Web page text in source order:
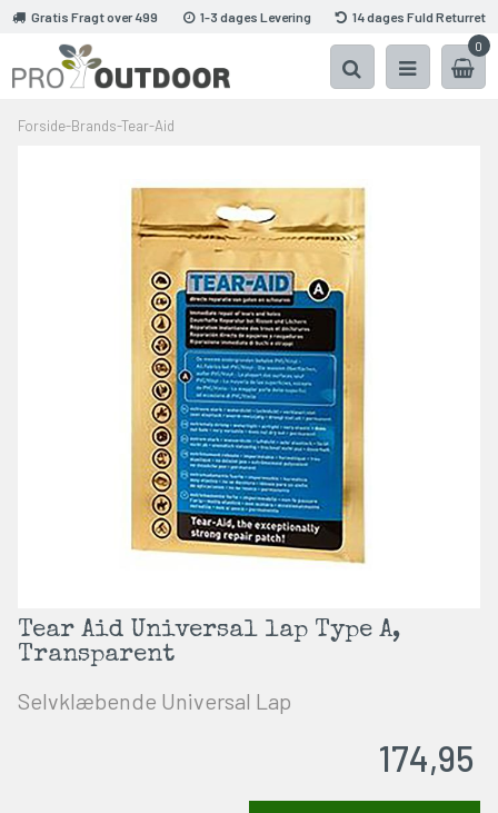
Gratis Fragt over 499 1-3 dages Levering
14 dages Fuld Returret
0
Forside-Brands-Tear-Aid
Tear Aid Universal lap Type A,
Transparent
Selvklæbende Universal Lap
174,95